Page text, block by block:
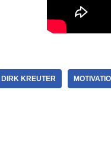
DIRK KREUTER